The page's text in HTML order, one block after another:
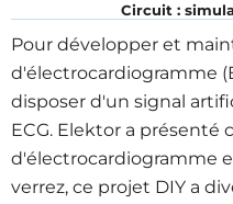
Circuit :
Pour développer et
d'électrocardiogramme
disposer d'un signal
ECG. Elektor a
d'électrocardiogramme
verrez, ce projet DIY a